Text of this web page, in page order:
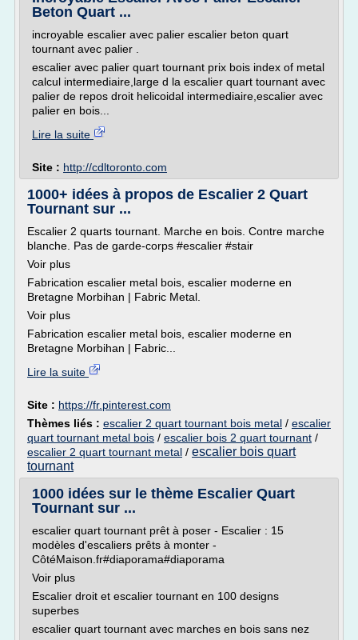
Beton Quart ...
incroyable escalier avec palier escalier beton quart
tournant avec palier .
escalier avec palier quart tournant prix bois index of metal
calcul intermediaire,large d la escalier quart tournant avec
palier de repos droit helicoidal intermediaire,escalier avec
palier en bois...
Lire la suite
Site : http://cdltoronto.com
1000+ idées à propos de Escalier 2 Quart
Tournant sur ...
Escalier 2 quarts tournant. Marche en bois. Contre marche
blanche. Pas de garde-corps #escalier #stair
Voir plus
Fabrication escalier metal bois, escalier moderne en
Bretagne Morbihan | Fabric Metal.
Voir plus
Fabrication escalier metal bois, escalier moderne en
Bretagne Morbihan | Fabric...
Lire la suite
Site : https://fr.pinterest.com
Thèmes liés : escalier 2 quart tournant bois metal / escalier
quart tournant metal bois / escalier bois 2 quart tournant /
escalier 2 quart tournant metal / escalier bois quart
tournant
1000 idées sur le thème Escalier Quart
Tournant sur ...
escalier quart tournant prêt à poser - Escalier : 15
modèles d'escaliers prêts à monter -
CôtéMaison.fr#diaporama#diaporama
Voir plus
Escalier droit et escalier tournant en 100 designs
superbes
escalier quart tournant avec marches en bois sans nez